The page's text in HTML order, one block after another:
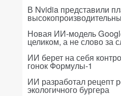
В Nvidia представили
Новая ИИ-модель
целиком, а не слово за
ИИ берет на себя
гонок Формулы-1
ИИ разработал рецепт
экологичного бургера